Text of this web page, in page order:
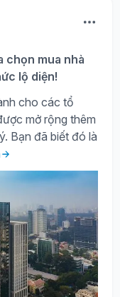
chọn mua nhà
lộ diện!
cho các tổ
mở rộng thêm
Bạn đã biết đó là